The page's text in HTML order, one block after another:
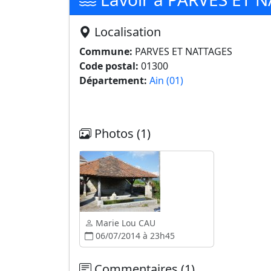
Localisation
Commune: PARVES ET NATTAGES
Code postal: 01300
Département: Ain (01)
Photos (1)
Marie Lou CAU
06/07/2014 à 23h45